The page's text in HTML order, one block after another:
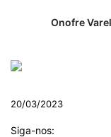
Onofre
20/03/2023
Siga-nos: